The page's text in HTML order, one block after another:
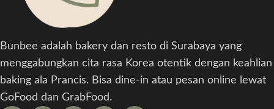
Bunbee adalah bakery dan resto di Surabaya yang
menggabungkan cita rasa Korea otentik dengan keahlian
baking ala Prancis. Bisa dine-in atau pesan online lewat
GoFood dan GrabFood.